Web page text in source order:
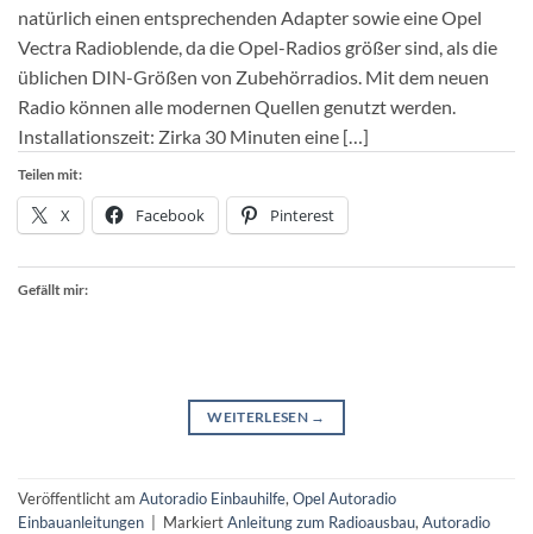
natürlich einen entsprechenden Adapter sowie eine Opel
Vectra Radioblende, da die Opel-Radios größer sind, als die
üblichen DIN-Größen von Zubehörradios. Mit dem neuen
Radio können alle modernen Quellen genutzt werden.
Installationszeit: Zirka 30 Minuten eine […]
Teilen mit:
X Facebook Pinterest
Gefällt mir:
WEITERLESEN →
Veröffentlicht am Autoradio Einbauhilfe, Opel Autoradio
Einbauanleitungen
MarkiertAnleitung zum Radioausbau, Autoradio